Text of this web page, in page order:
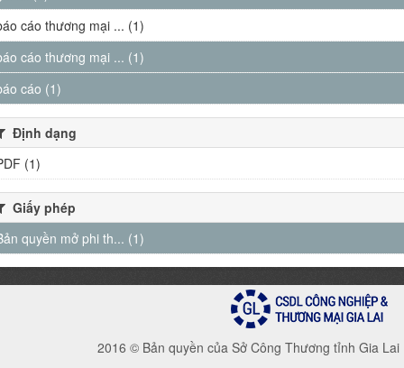
cáo thương mại ... (1)
cáo thương mại ... (1)
cáo (1)
Định dạng
(1)
Giấy phép
quyền mở phi th... (1)
2016 © Bản quyền của Sở Công Thương tỉnh Gia Lai